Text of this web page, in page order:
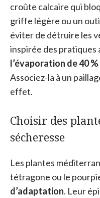
croûte calcaire qui
griffe légère ou un
éviter de détruire les
inspirée des pratiques
l’évaporation de 40 %
Associez-la à un
effet.
Choisir des
sécheresse
Les plantes
tétragone ou le
d’adaptation. Leur